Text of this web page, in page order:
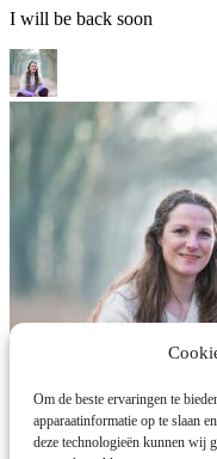
Om de beste ervaringen te
apparaatinformatie op te slaan
deze technologieën kunnen wij
I will be back soon